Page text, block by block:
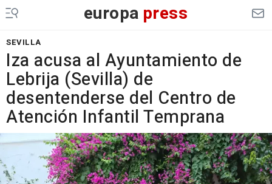
europa press
SEVILLA
Iza acusa al Ayuntamiento de
Lebrija (Sevilla) de
desentenderse del Centro de
Atención Infantil Temprana